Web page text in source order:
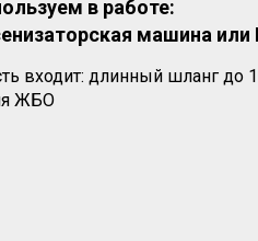
в работе:
машина или
входит: длинный шланг до
ЖБО